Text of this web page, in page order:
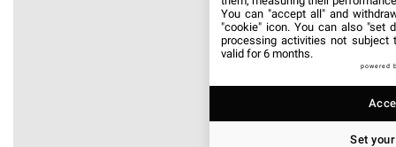
You can "accept all" and
"cookie" icon. You can also "set
processing activities not subject
valid for 6 months.
powered
Set